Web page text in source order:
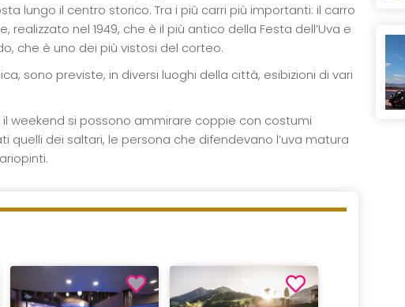
lungo il centro storico. Tra i più carri più importanti: il carro
realizzato nel 1949, che è il più antico della Festa dell’Uva e
che è uno dei più vistosi del corteo.
sono previste, in diversi luoghi della città, esibizioni di vari
weekend si possono ammirare coppie con costumi
quelli dei saltari, le persona che difendevano l’uva matura